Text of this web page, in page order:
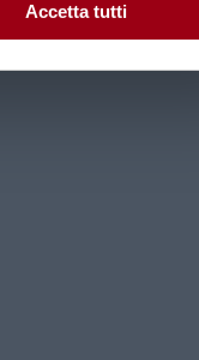
Accetta tutti